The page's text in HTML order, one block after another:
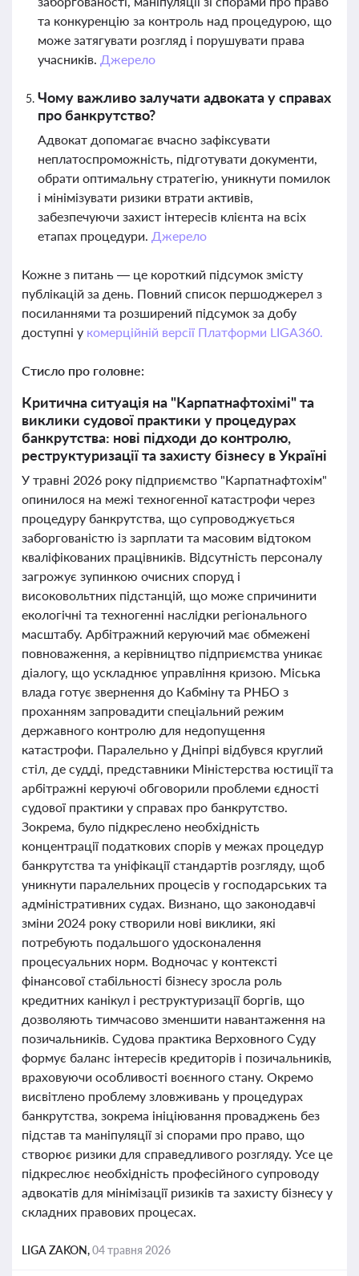
та конкуренцію за контроль над процедурою, що
може затягувати розгляд і порушувати права
учасників. Джерело
Чому важливо залучати адвоката у справах
про банкрутство?
Адвокат допомагає вчасно зафіксувати
неплатоспроможність, підготувати документи,
обрати оптимальну стратегію, уникнути помилок
і мінімізувати ризики втрати активів,
забезпечуючи захист інтересів клієнта на всіх
етапах процедури. Джерело
Кожне з питань — це короткий підсумок змісту
публікацій за день. Повний список першоджерел з
посиланнями та розширений підсумок за добу
доступні у комерційній версії Платформи LIGA360.
Стисло про головне:
Критична ситуація на "Карпатнафтохімі" та
виклики судової практики у процедурах
банкрутства: нові підходи до контролю,
реструктуризації та захисту бізнесу в Україні
У травні 2026 року підприємство "Карпатнафтохім"
опинилося на межі техногенної катастрофи через
процедуру банкрутства, що супроводжується
заборгованістю із зарплати та масовим відтоком
кваліфікованих працівників. Відсутність персоналу
загрожує зупинкою очисних споруд і
високовольтних підстанцій, що може спричинити
екологічні та техногенні наслідки регіонального
масштабу. Арбітражний керуючий має обмежені
повноваження, а керівництво підприємства уникає
діалогу, що ускладнює управління кризою. Міська
влада готує звернення до Кабміну та РНБО з
проханням запровадити спеціальний режим
державного контролю для недопущення
катастрофи. Паралельно у Дніпрі відбувся круглий
стіл, де судді, представники Міністерства юстиції та
арбітражні керуючі обговорили проблеми єдності
судової практики у справах про банкрутство.
Зокрема, було підкреслено необхідність
концентрації податкових спорів у межах процедур
банкрутства та уніфікації стандартів розгляду, щоб
уникнути паралельних процесів у господарських та
адміністративних судах. Визнано, що законодавчі
зміни 2024 року створили нові виклики, які
потребують подальшого удосконалення
процесуальних норм. Водночас у контексті
фінансової стабільності бізнесу зросла роль
кредитних канікул і реструктуризації боргів, що
дозволяють тимчасово зменшити навантаження на
позичальників. Судова практика Верховного Суду
формує баланс інтересів кредиторів і позичальників,
враховуючи особливості воєнного стану. Окремо
висвітлено проблему зловживань у процедурах
банкрутства, зокрема ініціювання проваджень без
підстав та маніпуляції зі спорами про право, що
створює ризики для справедливого розгляду. Усе це
підкреслює необхідність професійного супроводу
адвокатів для мінімізації ризиків та захисту бізнесу у
складних правових процесах.
LIGA ZAKON,04 травня 2026